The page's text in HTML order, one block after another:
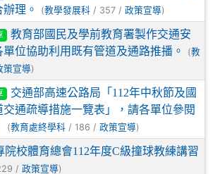
理。
(教學發展科 / 357 / 政策宣導)
教育部國民及學前教育署製作交通安
位協助利用既有管道及通路推播。
(教
策宣導)
交通部高速公路局「112年中秋節及國
通疏導措施一覽表」，請各單位參閱
(教育處終學科 / 186 / 政策宣導)
院校體育總會112年度C級撞球教練講習
/ 政策宣導)